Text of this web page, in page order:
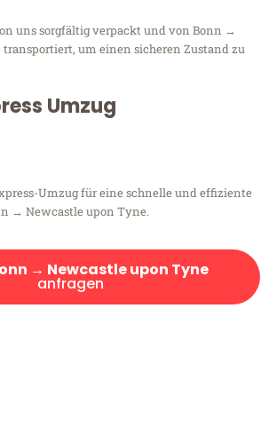
uns sorgfältig verpackt und von Bonn →
um einen sicheren Zustand zu
Umzug
Umzug für eine schnelle und effiziente
→ Newcastle upon Tyne.
→ Newcastle upon Tyne
anfragen